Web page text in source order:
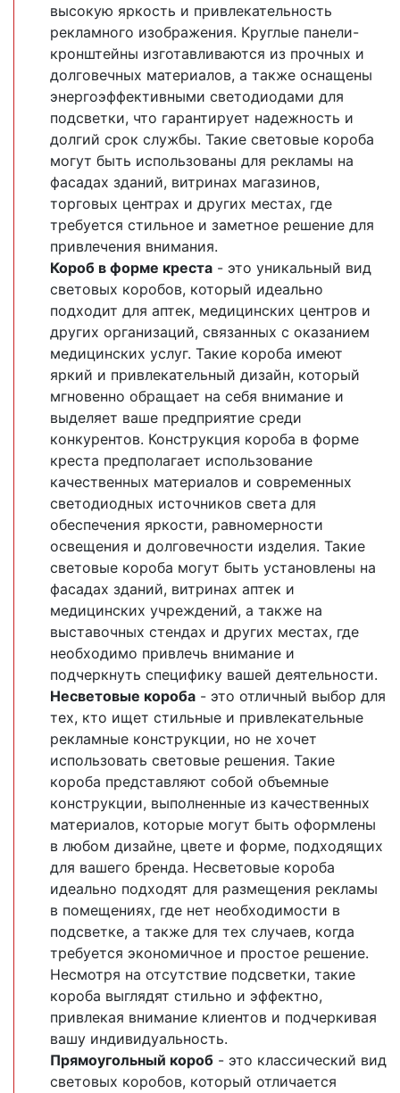
высокую яркость и привлекательность
рекламного изображения. Круглые панели-
кронштейны изготавливаются из прочных и
долговечных материалов, а также оснащены
энергоэффективными светодиодами для
подсветки, что гарантирует надежность и
долгий срок службы. Такие световые короба
могут быть использованы для рекламы на
фасадах зданий, витринах магазинов,
торговых центрах и других местах, где
требуется стильное и заметное решение для
привлечения внимания.
Короб в форме креста - это уникальный вид
световых коробов, который идеально
подходит для аптек, медицинских центров и
других организаций, связанных с оказанием
медицинских услуг. Такие короба имеют
яркий и привлекательный дизайн, который
мгновенно обращает на себя внимание и
выделяет ваше предприятие среди
конкурентов. Конструкция короба в форме
креста предполагает использование
качественных материалов и современных
светодиодных источников света для
обеспечения яркости, равномерности
освещения и долговечности изделия. Такие
световые короба могут быть установлены на
фасадах зданий, витринах аптек и
медицинских учреждений, а также на
выставочных стендах и других местах, где
необходимо привлечь внимание и
подчеркнуть специфику вашей деятельности.
Несветовые короба - это отличный выбор для
тех, кто ищет стильные и привлекательные
рекламные конструкции, но не хочет
использовать световые решения. Такие
короба представляют собой объемные
конструкции, выполненные из качественных
материалов, которые могут быть оформлены
в любом дизайне, цвете и форме, подходящих
для вашего бренда. Несветовые короба
идеально подходят для размещения рекламы
в помещениях, где нет необходимости в
подсветке, а также для тех случаев, когда
требуется экономичное и простое решение.
Несмотря на отсутствие подсветки, такие
короба выглядят стильно и эффектно,
привлекая внимание клиентов и подчеркивая
вашу индивидуальность.
Прямоугольный короб - это классический вид
световых коробов, который отличается